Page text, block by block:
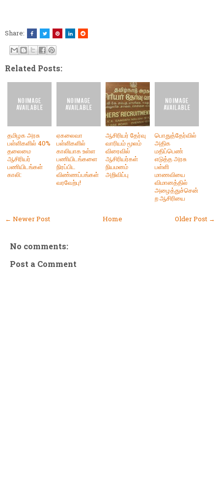
Share:
Related Posts:
தமிழக அரசு
பள்ளிகளில் 40%
தலைமை
ஆசிரியர்
பணியிடங்கள்
காலி:
ஏகலைவா
பள்ளிகளில்
காலியாக உள்ள
பணியிடங்களை
நிரப்பிட
விண்ணப்பங்கள்
வரவேற்பு!
ஆசிரியர் தேர்வு
வாரியம் மூலம்
விரைவில்
ஆசிரியர்கள்
நியமனம்
அறிவிப்பு
பொதுத்தேர்வில்
அதிக
மதிப்பெண்
எடுத்த அரசு
பள்ளி
மாணவியை
விமானத்தில்
அழைத்துச்சென்
ற ஆசிரியை
← Newer Post Older Post →
Home
No comments:
Post a Comment